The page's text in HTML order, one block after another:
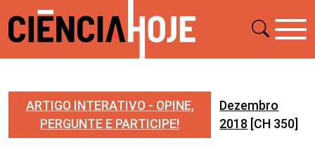
ARTIGO INTERATIVO - OPINE,
PERGUNTE E PARTICIPE!
Dezembro
2018 [CH 350]